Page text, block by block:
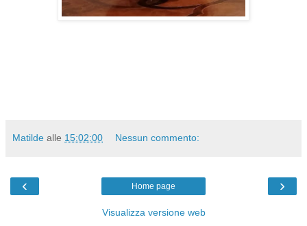
Matilde alle 15:02:00 Nessun commento:
‹ ›
Home page
Visualizza versione web